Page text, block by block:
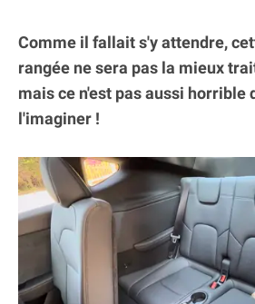
Comme il fallait s'y attendre,
rangée ne sera pas la mieux
mais ce n'est pas aussi horrible
l'imaginer !